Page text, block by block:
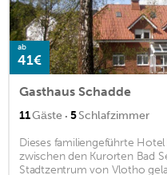
ab
41€
Gasthaus Schadde
11Gäste · 5Schlafzimmer
Dieses familiengeführte
zwischen den Kurorten Bad
Stadtzentrum von Vlotho